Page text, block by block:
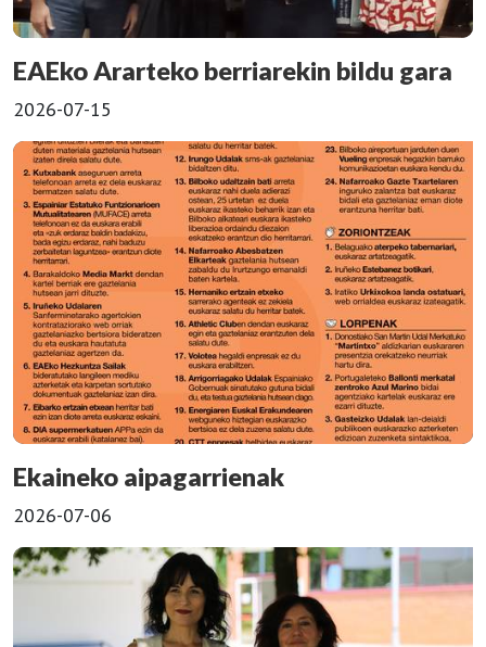
EAEko Ararteko berriarekin bildu gara
2026-07-15
Ekaineko aipagarrienak
2026-07-06